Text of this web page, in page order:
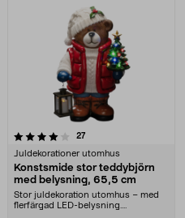
27recensioner
Juldekorationer utomhus
Konstsmide stor teddybjörn
med belysning, 65,5 cm
Stor juldekoration utomhus – med
flerfärgad LED-belysning.